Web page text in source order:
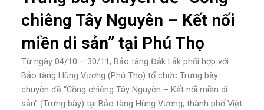
chiêng Tây Nguyên – Kết nối
miền di sản” tại Phú Thọ
Từ ngày 04/10 – 30/11, Bảo tàng Đắk Lắk phối hợp với
Bảo tàng Hùng Vương (Phú Thọ) tổ chức Trưng bày
chuyên đề “Cồng chiêng Tây Nguyên – Kết nối miền di
sản” (Trưng bày) tại Bảo tàng Hùng Vương, thành phố Việt